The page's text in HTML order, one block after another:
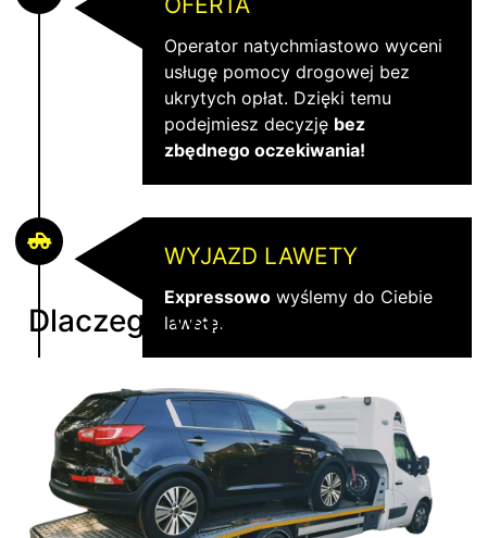
Operator natychmiastowo wyceni
usługę pomocy drogowej bez
ukrytych opłat. Dzięki temu
podejmiesz decyzję bez
zbędnego oczekiwania!
WYJAZD LAWETY
Expressowo wyślemy do Ciebie
lawetę.
Dlaczego Warto Wybrać Nas?